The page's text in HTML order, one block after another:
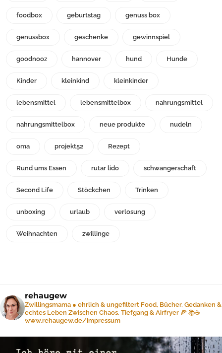
foodbox geburtstag genuss box
genussbox geschenke gewinnspiel
goodnooz hannover hund Hunde
Kinder kleinkind kleinkinder
lebensmittel lebensmittelbox nahrungsmittel
nahrungsmittelbox neue produkte nudeln
oma projekt52 Rezept
Rund ums Essen rutar lido schwangerschaft
Second Life Stöckchen Trinken
unboxing urlaub verlosung
Weihnachten zwillinge
rehaugew
Zwillingsmama ● ehrlich & ungefiltert Food, Bücher, Gedanken &
echtes Leben Zwischen Chaos, Tiefgang & Airfryer 🍕 📚☕️
www.rehaugew.de/impressum